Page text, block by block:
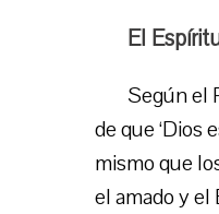
El
Según el
de que ‘Dios
mismo que
el amado y el